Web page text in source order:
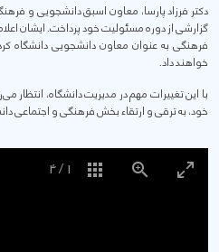
دکتر فرزاد پارسا، معاون اسبق دانشجویی و
گزارشی از دوره مسئولیت خود پرداخت. ایشان
فرهنگی به عنوان معاون دانشجویی دانشگاه
خواهند داد.
با این تغییرات مهم در مدیریت دانشگاه، انتظار
خود، به ترقی و ارتقاء بخش فرهنگی و اجتماعی
1
/
4